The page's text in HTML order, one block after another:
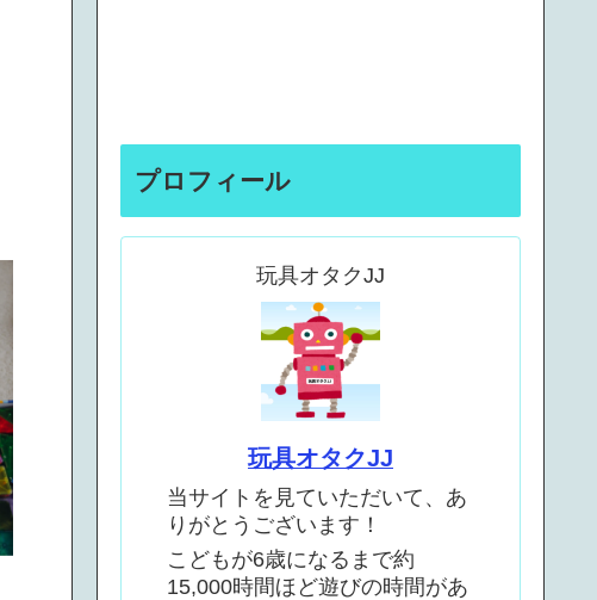
プロフィール
玩具オタクJJ
玩具オタクJJ
当サイトを見ていただいて、あ
りがとうございます！
こどもが6歳になるまで約
15,000時間ほど遊びの時間があ